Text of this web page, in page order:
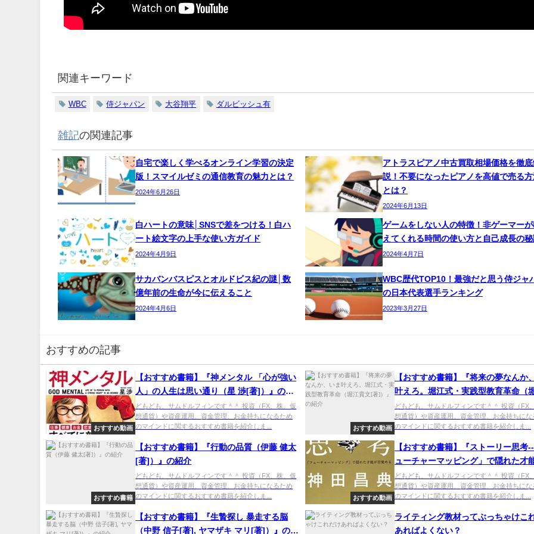
関連キーワード
WBC 侍ジャパン 大谷翔平 ダルビッシュ有
雑記の関連記事
自宅で楽しく学べるオンライン学習の決定
版！スマイルゼミの通信教育の魅力とは？
2024年6月26日
アトラスピアノ中古買取相場価格を徹
説！不要になったピアノを高値で売る
とは？
2024年6月13日
白ハートの意味│SNSで差をつける！白ハ
ート絵文字の上手な使い方ガイド
2024年4月9日
ゲームをしない人の特徴！非ゲーマー
えてくれる時間の使い方と自己成長の
2024年4月7日
サカバンバスピスとオルドビス紀の謎│数
億年前の生命が今に伝えること
2024年4月6日
WBC歴代TOP10！最強だと思う侍ジャ
の日本代表選手ランキング
2023年3月27日
おすすめの記事
おすすめ動画
【おすすめ書籍】『神メンタル 「心が強い
人」の人生は思い通り（星 渉[著]）』の紹
介
どもども、サムドルフィンです＾＾ 投資（FX、株、仮
想通貨）や資産運用、資金管理、お金持ちになるため
のマインドに関するおすすめ書籍を紹介しま...
おすすめ動画
【おすすめ書籍】『将来の夢なんか
叶えろ。堀江式・実践型教育革命（
文[著]）』の紹介
どもども、サムドルフィンです＾＾ 投資（FX
想通貨）や資産運用、資金管理、お金持ちにな
のマインドに関するおすすめ書籍を紹介しま...
おすすめ書籍
【おすすめ書籍】『行動の品質（伊藤 健太
[著]）』の紹介
どもども、サムドルフィンです＾＾ 投資（FX、株、仮
想通貨）や資産運用、資金管理、お金持ちになるため
のマインドに関するおすすめ書籍を紹介しま...
おすすめ動画
【おすすめ書籍】『ストーリー思考
ューチャーマッピング」で隠れた才
覚める（神田 昌典[著]）』の紹介
どもども、サムドルフィンです＾＾ 投資（FX
想通貨）や資産運用、資金管理、お金持ちにな
のマインドに関するおすすめ書籍を紹介しま...
【おすすめ書籍】『生贄探し 暴走する脳
（中野 信子[著], ヤマザキ マリ[著]）』の紹
ライティング教材ってぶっちゃけこ
あればよくない？